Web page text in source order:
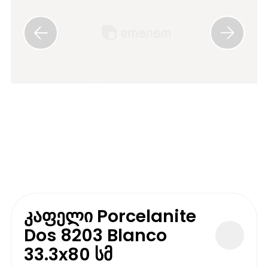
კაფელი Porcelanite
Dos 8203 Blanco
33.3x80 სმ